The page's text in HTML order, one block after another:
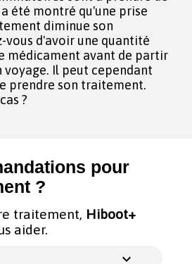
été montré qu'une prise
diminue son
vous d'avoir une quantité
médicament avant de partir
voyage. Il peut cependant
prendre son traitement.
?
pour
?
traitement, Hiboot+
aider.